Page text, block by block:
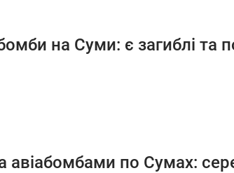
на Суми: є загиблі та
авіабомбами по Сумах: